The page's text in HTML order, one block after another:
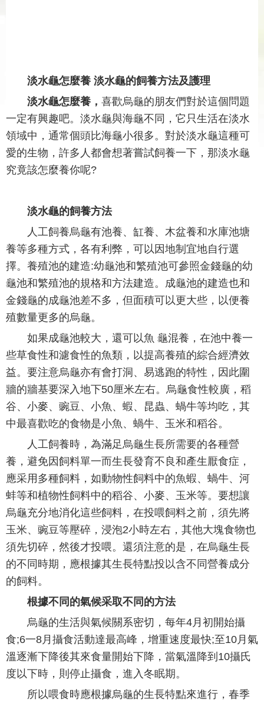
淡水龜怎麼養 淡水龜的飼養方法及護理
淡水龜怎麼養 ， 喜歡烏龜的朋友們對於這個問題
一定有興趣吧。淡水龜與海龜不同，它只生活在淡水
領域中，通常個頭比海龜小很多。對於淡水龜這種可
愛的生物，許多人都會想著嘗試飼養一下，那淡水龜
究竟該怎麼養你呢?
淡水龜的飼養方法
人工飼養烏龜有池養、缸養、木盆養和水庫池塘
養等多種方式，各有利弊，可以因地制宜地自行選
擇。養殖池的建造:幼龜池和繁殖池可參照金錢龜的幼
龜池和繁殖池的規格和方法建造。成龜池的建造也和
金錢龜的成龜池差不多，但面積可以更大些，以便養
殖數量更多的烏龜。
如果成龜池較大，還可以魚 龜混養，在池中養一
些草食性和濾食性的魚類，以提高養殖的綜合經濟效
益。要注意烏龜亦有會打洞、易逃跑的特性，因此圍
牆的牆基要深入地下50厘米左右。烏龜食性較廣，稻
谷、小麥、豌豆、小魚、蝦、昆蟲、蝸牛等均吃，其
中最喜歡吃的食物是小魚、蝸牛、玉米和稻谷。
人工飼養時，為滿足烏龜生長所需要的各種營
養，避免因飼料單一而生長發育不良和產生厭食症，
應采用多種飼料，如動物性飼料中的魚蝦、蝸牛、河
蚌等和植物性飼料中的稻谷、小麥、玉米等。要想讓
烏龜充分地消化這些飼料，在投喂飼料之前，須先將
玉米、豌豆等壓碎，浸泡2小時左右，其他大塊食物也
須先切碎，然後才投喂。還須注意的是，在烏龜生長
的不同時期，應根據其生長特點投以含不同營養成分
的飼料。
根據不同的氣候采取不同的方法
烏龜的生活與氣候關系密切，每年4月初開始攝
食;6一8月攝食活動達最高峰，增重速度最快;至10月氣
溫逐漸下降後其來食量開始下降，當氣溫降到10攝氏
度以下時，則停止攝食，進入冬眠期。
所以喂食時應根據烏龜的生長特點來進行，春季